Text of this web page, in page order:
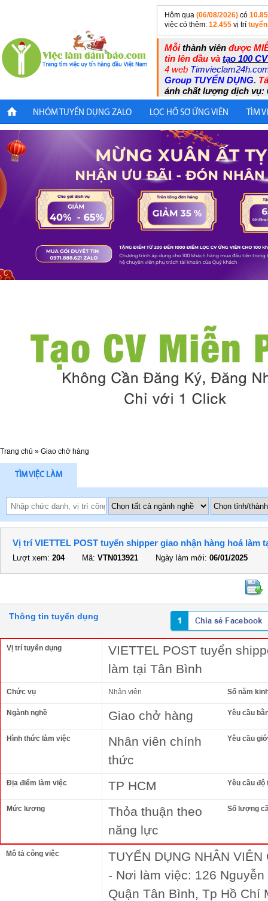
Hôm qua (06/08/2026) có
việc có thêm: 12.455 vị trí
Mỗithành viên được
tin lên đầu và tạo 100
4 web
Group TUYỂN DỤNG.
ánh chất lượng dịch vụ:
NHÓM TUYỂN DỤNG ZALO LỌC HỒ SƠ ỨNG VIÊN TÌM
Trang chủ » Giao chở hàng
TÌM VIỆC LÀM
Vị trí VIETTEL POST tuyển shipper giao nhận hàng hoá làm
Lượt xem: 204 Mã: VTN013921 Ngày làm mới: 06/01/2025
Thông tin tuyển dụng
Vị trí tuyển dụng
VIETTEL POST tuyển
làm tại Tân Bình
Chức vụ Nhân viên Số năm
Ngành nghề Giao chở hàng Yêu cầu
Hình thức làm việc
Nhân viên chính
thức
Yêu cầu
Địa điểm làm việc TP HCM Yêu cầu độ
Mức lương
Thỏa thuận theo
năng lực
Số lượng
Mô tả công việc
TUYỂN DỤNG NHÂN VIÊN
- Nơi làm việc: 126
Quận Tân Bình, Tp Hồ Chí